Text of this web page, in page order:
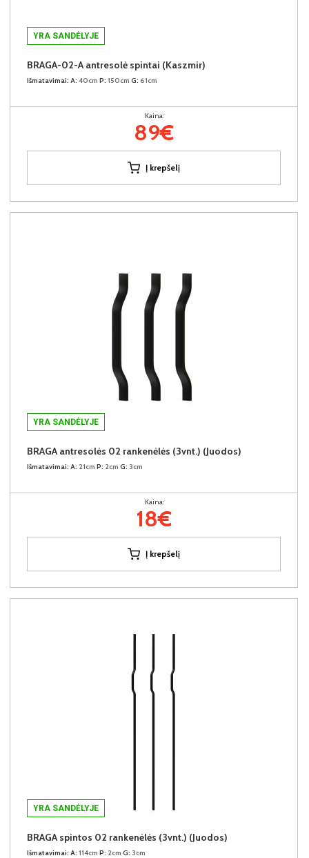
YRA SANDĖLYJE
BRAGA-02-A antresolė spintai (Kaszmir)
Išmatavimai: A: 40cm P: 150cm G: 61cm
Kaina:
89€
Į krepšelį
YRA SANDĖLYJE
BRAGA antresolės 02 rankenėlės (3vnt.) (Juodos)
Išmatavimai: A: 21cm P: 2cm G: 3cm
Kaina:
18€
Į krepšelį
YRA SANDĖLYJE
BRAGA spintos 02 rankenėlės (3vnt.) (Juodos)
Išmatavimai: A: 114cm P: 2cm G: 3cm